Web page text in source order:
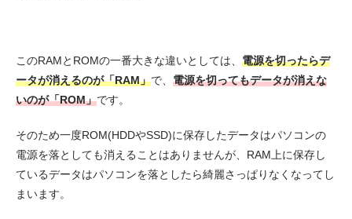
このRAMとROMの一番大きな違いとしては、 電源を切ったらデ
ータが消えるのが「RAM」で、 電源を切ってもデータが消えな
いのが「ROM」です。
そのため一度ROM(HDDやSSD)に保存したデータはパソコンの
電源を落としても消えることはありませんが、RAM上に保存し
ているデータはパソコンを落としたら綺麗さっぱりなくなってし
まいます。